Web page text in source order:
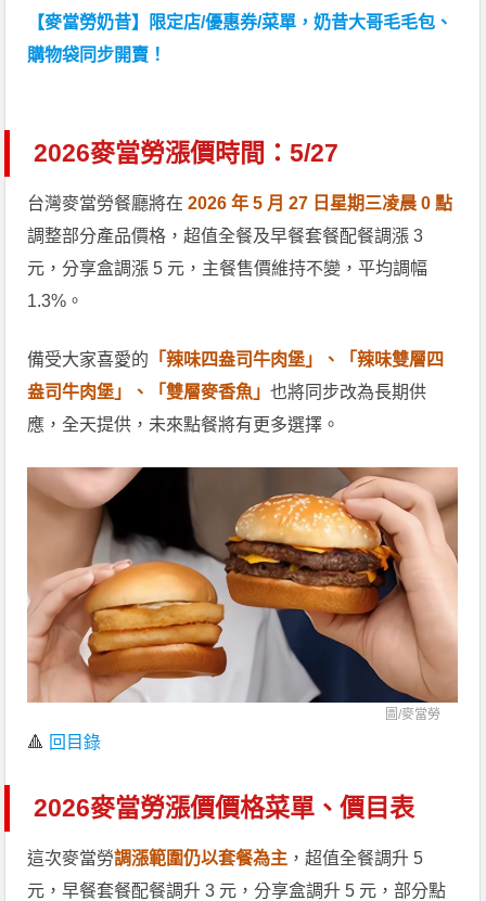
【麥當勞奶昔】限定店/優惠券/菜單，奶昔大哥毛毛包、
購物袋同步開賣！
2026麥當勞漲價時間：5/27
台灣麥當勞餐廳將在 2026 年 5 月 27 日星期三凌晨 0 點
調整部分產品價格，超值全餐及早餐套餐配餐調漲 3
元，分享盒調漲 5 元，主餐售價維持不變，平均調幅
1.3%。
備受大家喜愛的 「辣味四盎司牛肉堡」、「辣味雙層四
盎司牛肉堡」、「雙層麥香魚」也將同步改為長期供
應，全天提供，未來點餐將有更多選擇。
圖/麥當勞
🔺 回目錄
2026麥當勞漲價價格菜單、價目表
這次麥當勞調漲範圍仍以套餐為主 ，超值全餐調升 5
元，早餐套餐配餐調升 3 元，分享盒調升 5 元，部分點